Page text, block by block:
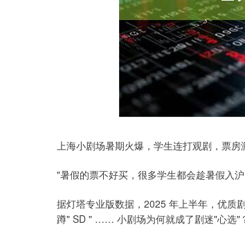
上海小剧场暑期火爆，学生连打观剧，票房
"暑假的票不好买，很多学生都会趁暑假入
据灯塔专业版数据，2025 年上半年，优质
蹲" SD " …… 小剧场为何就成了剧迷"心选"